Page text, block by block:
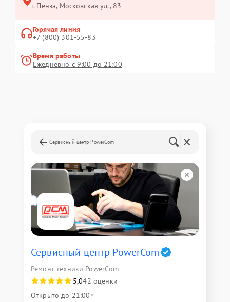
г. Пенза, Московская ул., 83
Горячая линия
+7 (800) 301-55-83
Время работы
Ежедневно с 9:00 до 21:00
Сервисный центр PowerCom
Сервисный центр PowerCom
Ремонт техники PowerCom
5,042 оценки
Открыто до 21:00